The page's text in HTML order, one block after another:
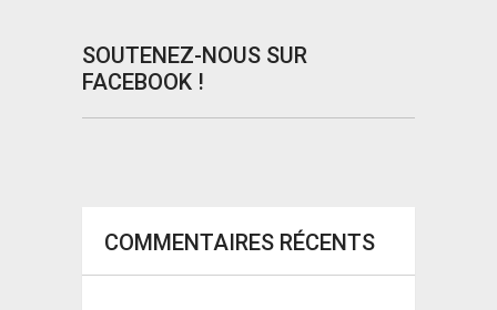
SOUTENEZ-NOUS SUR
FACEBOOK !
COMMENTAIRES RÉCENTS